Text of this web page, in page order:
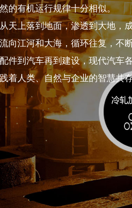
的有机运行规律十分相似。
天上落到地面，渗透到大地，
向江河和大海，循环往复，不
件到汽车再到建设，现代汽车
着人类、自然与企业的智慧共